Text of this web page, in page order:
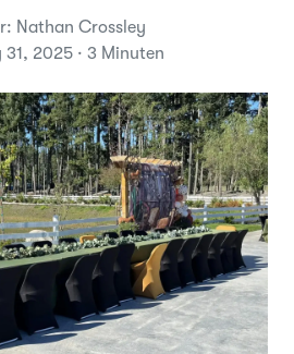
Nathan Crossley
2025 · 3 Minuten